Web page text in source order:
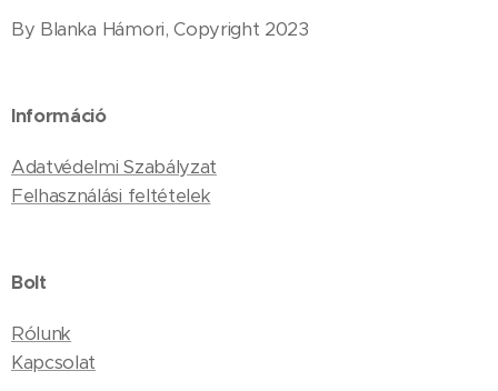
By Blanka Hámori, Copyright 2023
Információ
Adatvédelmi Szabályzat
Felhasználási feltételek
Bolt
Rólunk
Kapcsolat